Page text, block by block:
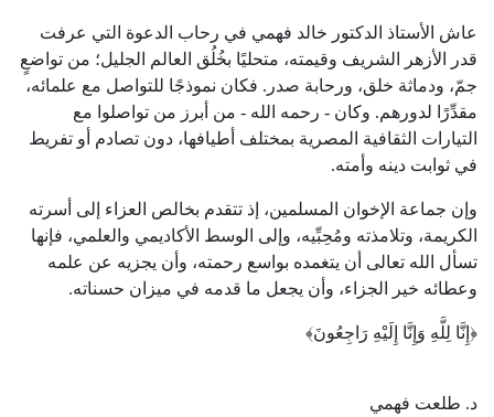
عاش الأستاذ الدكتور خالد فهمي في رحاب الدعوة التي عرفت
قدر الأزهر الشريف وقيمته، متحليًا بخُلُق العالم الجليل؛ من تواضعٍ
جمّ، ودماثة خلق، ورحابة صدر. فكان نموذجًا للتواصل مع علمائه،
مقدِّرًا لدورهم. وكان - رحمه الله - من أبرز من تواصلوا مع
التيارات الثقافية المصرية بمختلف أطيافها، دون تصادم أو تفريط
في ثوابت دينه وأمته.
وإن جماعة الإخوان المسلمين، إذ تتقدم بخالص العزاء إلى أسرته
الكريمة، وتلامذته ومُحِبِّيه، وإلى الوسط الأكاديمي والعلمي، فإنها
تسأل الله تعالى أن يتغمده بواسع رحمته، وأن يجزيه عن علمه
وعطائه خير الجزاء، وأن يجعل ما قدمه في ميزان حسناته.
﴿إِنَّا لِلَّهِ وَإِنَّا إِلَيْهِ رَاجِعُونَ﴾
د. طلعت فهمي